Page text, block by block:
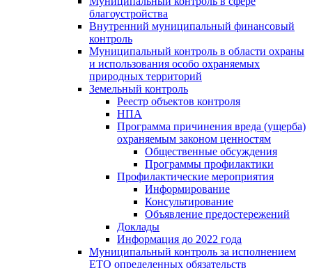
благоустройства
Внутренний муниципальный финансовый
контроль
Муниципальный контроль в области охраны
и использования особо охраняемых
природных территорий
Земельный контроль
Реестр объектов контроля
НПА
Программа причинения вреда (ущерба)
охраняемым законом ценностям
Общественные обсуждения
Программы профилактики
Профилактические мероприятия
Информирование
Консультирование
Объявление предостережений
Доклады
Информация до 2022 года
Муниципальный контроль за исполнением
ЕТО определенных обязательств